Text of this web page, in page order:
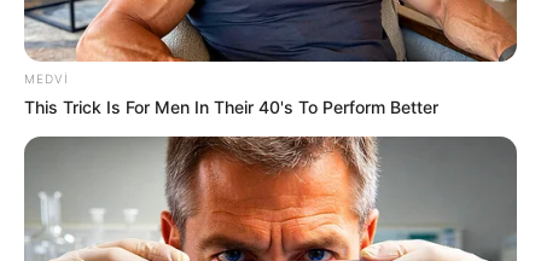
Bu məktəblər üzrə vakansiya seçimi
başlayır
33
MEDVI
This Trick Is For Men In Their 40's To Perform Better